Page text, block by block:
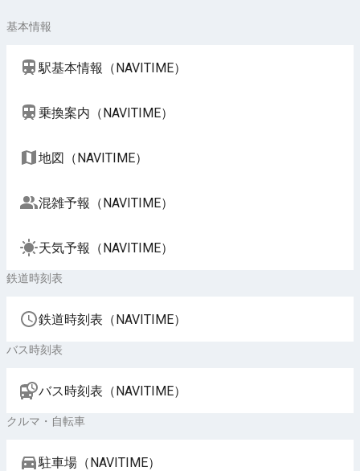
基本情報
駅基本情報（NAVITIME）
乗換案内（NAVITIME）
地図（NAVITIME）
混雑予報（NAVITIME）
天気予報（NAVITIME）
鉄道時刻表
鉄道時刻表（NAVITIME）
バス時刻表
バス時刻表（NAVITIME）
クルマ・自転車
駐車場（NAVITIME）